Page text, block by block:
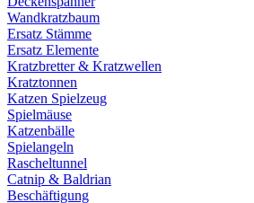
Wandkratzbaum
Ersatz Stämme
Ersatz Elemente
Kratzbretter & Kratzwellen
Kratztonnen
Katzen Spielzeug
Spielmäuse
Katzenbälle
Spielangeln
Rascheltunnel
Catnip & Baldrian
Beschäftigung